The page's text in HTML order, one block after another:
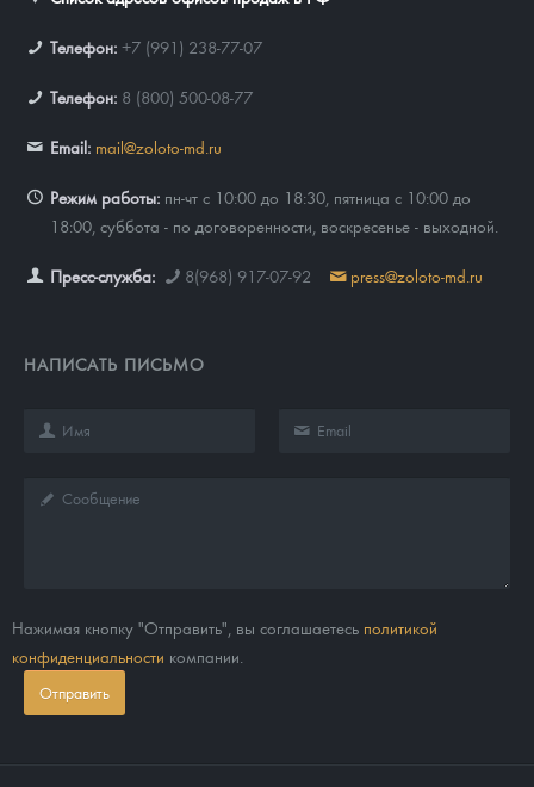
Телефон: +7 (991) 238-77-07
Телефон: 8 (800) 500-08-77
Email: mail@zoloto-md.ru
Режим работы: пн-чт с 10:00 до 18:30, пятница с 10:00 до
18:00, суббота - по договоренности, воскресенье - выходной.
Пресс-служба: 8(968) 917-07-92 press@zoloto-md.ru
НАПИСАТЬ ПИСЬМО
Нажимая кнопку "Отправить", вы соглашаетесь политикой
конфиденциальности компании.
Отправить